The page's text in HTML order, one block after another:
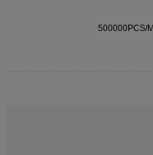
500000PCS/